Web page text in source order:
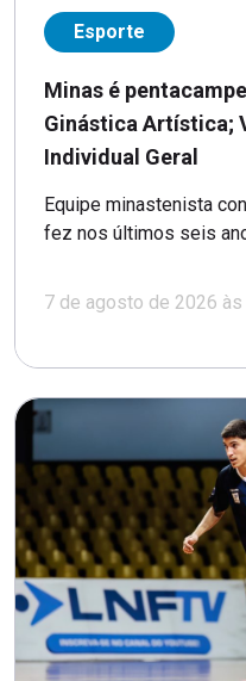
Esporte
Minas é
Ginástica Artística;
Individual Geral
Equipe minastenista
fez nos últimos seis
7 de agosto de 2026 às